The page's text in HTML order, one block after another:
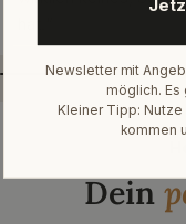
Dein
Newsletter mit
möglich.
Kleiner Tipp:
kommen